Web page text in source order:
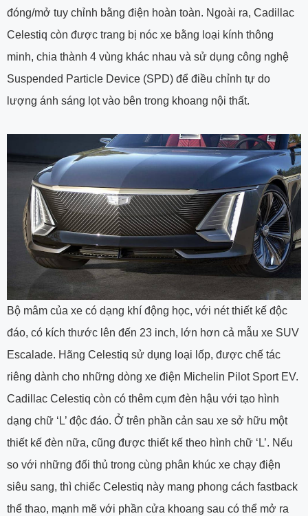
đóng/mở tuy chỉnh bằng điện hoàn toàn. Ngoài ra, Cadillac
Celestiq còn được trang bị nóc xe bằng loại kính thông
minh, chia thành 4 vùng khác nhau và sử dụng công nghệ
Suspended Particle Device (SPD) để điều chỉnh tự do
lượng ánh sáng lọt vào bên trong khoang nội thất.
Bộ mâm của xe có dạng khí động học, với nét thiết kế độc
đáo, có kích thước lên đến 23 inch, lớn hơn cả mẫu xe SUV
Escalade. Hãng Celestiq sử dụng loại lốp, được chế tác
riêng dành cho những dòng xe điện Michelin Pilot Sport EV.
Cadillac Celestiq còn có thêm cụm đèn hậu với tạo hình
dạng chữ ‘L’ độc đáo. Ở trên phần cản sau xe sở hữu một
thiết kế đèn nữa, cũng được thiết kế theo hình chữ ‘L’. Nếu
so với những đối thủ trong cùng phân khúc xe chạy điện
siêu sang, thì chiếc Celestiq này mang phong cách fastback
thể thao, mạnh mẽ với phần cửa khoang sau có thể mở ra